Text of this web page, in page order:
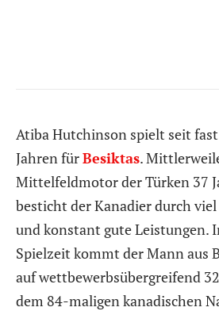
Atiba Hutchinson spielt seit
Jahren fürBesiktas.
Mittelfeldmotor der Türken 37
besticht der Kanadier durch
und konstant guteLeistungen.
Spielzeit kommt der Mann aus
auf wettbewerbsübergreifend
dem 84-maligen kanadischen